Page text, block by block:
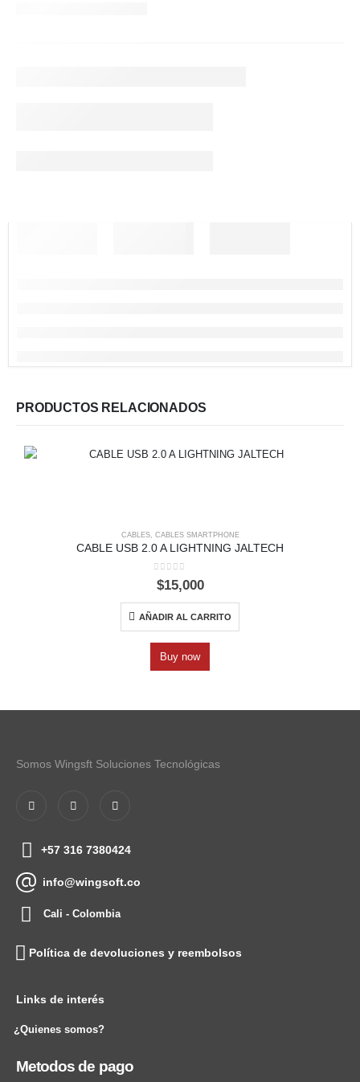
PRODUCTOS RELACIONADOS
CABLES, CABLES SMARTPHONE
CABLE USB 2.0 A LIGHTNING JALTECH
0out of 5
$15,000
AÑADIR AL CARRITO
Buy now
Somos Wingsft Soluciones Tecnológicas
+57 316 7380424
info@wingsoft.co
Cali - Colombia
Política de devoluciones y reembolsos
Links de interés
¿Quienes somos?
Metodos de pago